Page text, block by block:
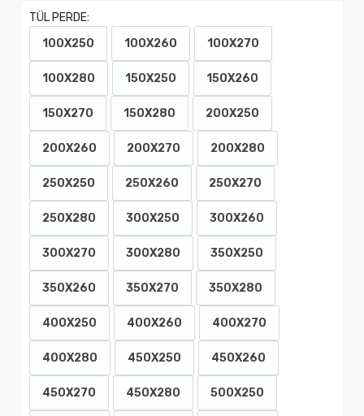
TÜL PERDE:
100X250
100X260 100X270
100X280 150X250 150X260
150X270 150X280 200X250
200X260 200X270 200X280
250X250 250X260 250X270
250X280 300X250 300X260
300X270 300X280 350X250
350X260 350X270 350X280
400X250 400X260 400X270
400X280 450X250 450X260
450X270 450X280 500X250